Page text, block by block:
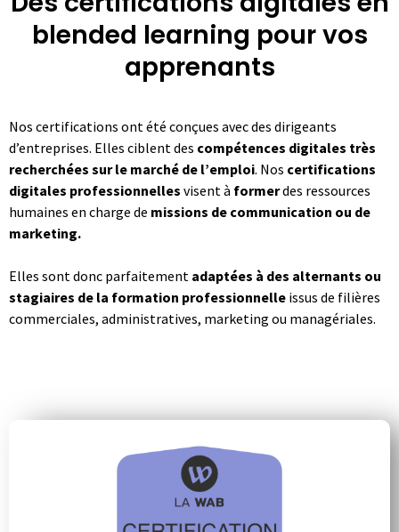
blended learning pour vos
apprenants
Nos certifications ont été conçues avec des dirigeants
d’entreprises. Elles ciblent des compétences digitales très
recherchées sur le marché de l’emploi. Nos certifications
digitales professionnelles visent à formerdes ressources
humaines en charge de missions de communication ou de
marketing.
Elles sont donc parfaitement adaptées à des alternants ou
stagiaires de la formation professionnelle issus de filières
commerciales, administratives, marketing ou managériales.